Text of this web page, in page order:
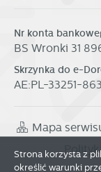
Nr konta
BS Wronki 31
Skrzynka do e-
AE:PL-33251-
Mapa
Strona korzysta z
określić warunki